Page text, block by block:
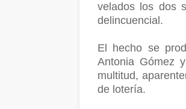
velados los dos
delincuencial.
El hecho se
Antonia Gómez
multitud,
de lotería.